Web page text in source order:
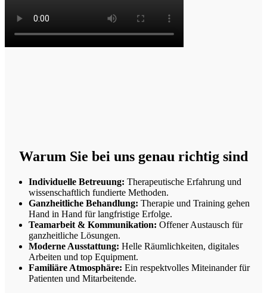
Warum Sie bei uns genau richtig sind
Individuelle Betreuung: Therapeutische Erfahrung und
wissenschaftlich fundierte Methoden.
Ganzheitliche Behandlung: Therapie und Training gehen
Hand in Hand für langfristige Erfolge.
Teamarbeit & Kommunikation: Offener Austausch für
ganzheitliche Lösungen.
Moderne Ausstattung: Helle Räumlichkeiten, digitales
Arbeiten und top Equipment.
Familiäre Atmosphäre: Ein respektvolles Miteinander für
Patienten und Mitarbeitende.